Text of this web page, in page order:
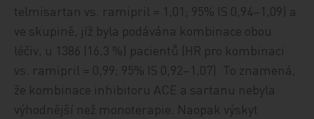
telmisartan vs. ramipril = 1,01; 95% IS 0,94–1,09) a
ve skupině, jíž byla podávána kombinace obou
léčiv, u 1386 (16,3 %) pacientů (HR pro kombinaci
vs. ramipril = 0,99; 95% IS 0,92–1,07). To znamená,
že kombinace inhibitoru ACE a sartanu nebyla
výhodnější než monoterapie. Naopak výskyt